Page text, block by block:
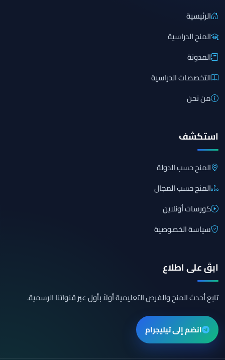
الرئيسية
المنح الدراسية
المدونة
التخصصات الدراسية
من نحن
استكشف
المنح حسب الدولة
المنح حسب المجال
كورسات أونلاين
سياسة الخصوصية
ابقَ على اطلاع
تابع أحدث المنح والفرص التعليمية أولاً بأول عبر قنواتنا الرسمية.
انضم إلى تيليجرام